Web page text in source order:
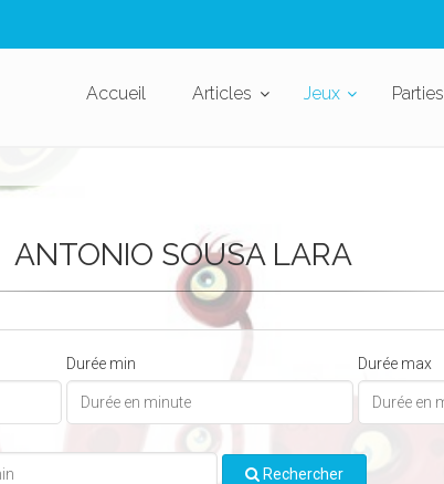
Accueil Articles Jeux Parties
ANTONIO SOUSA LARA
Durée min Durée max
Rechercher